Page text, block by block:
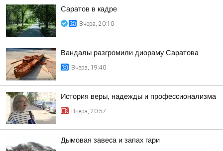
Саратов в кадре
Вчера, 20:10
Вандалы разгромили диораму Саратова
Вчера, 19:40
История веры, надежды и профессионализма
Вчера, 20:57
Дымовая завеса и запах гари